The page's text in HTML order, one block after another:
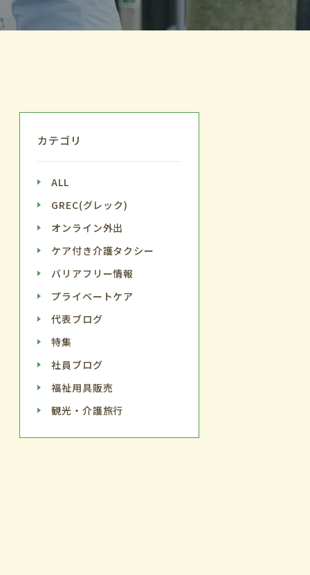
カテゴリ
ALL
GREC(グレック)
オンライン外出
ケア付き介護タクシー
バリアフリー情報
プライベートケア
代表ブログ
特集
社員ブログ
福祉用具販売
観光・介護旅行